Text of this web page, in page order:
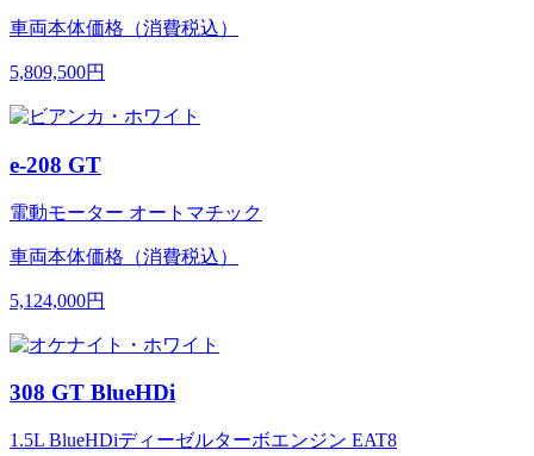
車両本体価格（消費税込）
5,809,500円
e-208 GT
電動モーター オートマチック
車両本体価格（消費税込）
5,124,000円
308 GT BlueHDi
1.5L BlueHDiディーゼルターボエンジン EAT8